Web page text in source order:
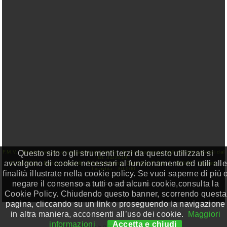
F.M.V. - Rendicontazione erogazioni pubbliche - In ottemperanza agli obblighi previsiti dal
DL 34/2019:
23/04/2021 - Banca Unicredit - Finanziamento Garantito T. Gar. L. 662/96 - Decreto
Liquidità - 30.000
F.M.V. Sas P.IVA 0774718001
Questo sito o gli strumenti terzi da questo utilizzati si
avvalgono di cookie necessari al funzionamento ed utili alle
finalità illustrate nella cookie policy. Se vuoi saperne di più
negare il consenso a tutti o ad alcuni cookie,consulta la
Cookie Policy. Chiudendo questo banner, scorrendo questa
pagina, cliccando su un link o proseguendo la navigazione
in altra maniera, acconsenti all’uso dei cookie.
Maggiori
informazioni
Accetta e chiudi